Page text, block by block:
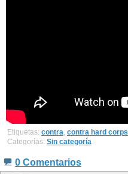
Etiquetas: contra, contra hard corps
Categorías: Sin categoría
0 Comentarios